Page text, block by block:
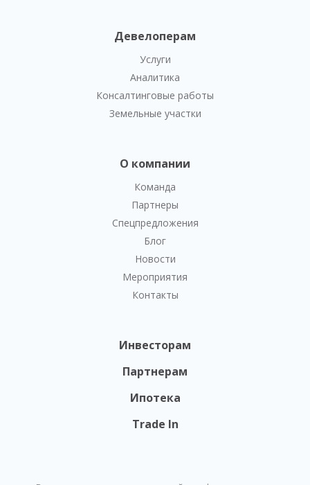
Девелоперам
Услуги
Аналитика
Консалтинговые работы
Земельные участки
О компании
Команда
Партнеры
Спецпредложения
Блог
Новости
Мероприятия
Контакты
Инвесторам
Партнерам
Ипотека
Trade In